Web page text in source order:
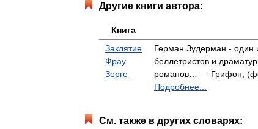
Другие книги автора:
Книга
Заклятие
Фрау
Зорге
Герман Зудерман - один
беллетристов и
романов… — Грифон,
Подробнее...
См. также в других словарях: